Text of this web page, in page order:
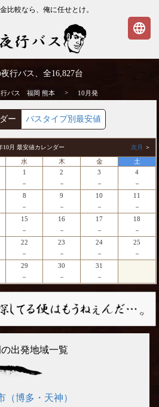
比較なら、俺に任せとけ。
ス行バス、全16,827台
行バス 福岡 熊本 > 10月発
ー バスタイプ別最安値
10月 最安値カレンダー 次月 ＞
水 木 金
土
1
－
2
－
3
－
4
－
8
－
9
－
10
－
11
－
15
－
16
－
17
－
18
－
22
－
23
－
24
－
25
－
29
－
30
－
31
－
出発地域一覧
（博多・天神）
language